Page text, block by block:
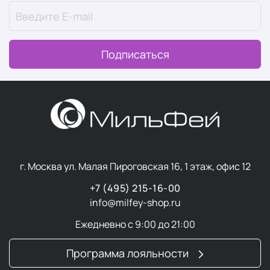
покупателей не только действенностью, но и
консистенцией. Продукцию итальянского бренда
выбирают профессиональные мастера и
любительницы домашних укладок, потому что
воплотить творческие идеи и подчеркнуть
индивидуальность;
позаботиться не только о локонах, но и о коже
придать блеск и защитить окрашенные волосы;
находиться дольше на солнце без вреда для
доставить себе удовольствие – в коллекции есть
косметика, созданная не для ухода, а для
наслаждения.
Подписаться
г. Москва ул. Малая Пироговская 16, 1 этаж, офис 12
+7 (495) 215-16-00
info@milfey-shop.ru
Ежедневно с 9:00 до 21:00
Программа лояльности